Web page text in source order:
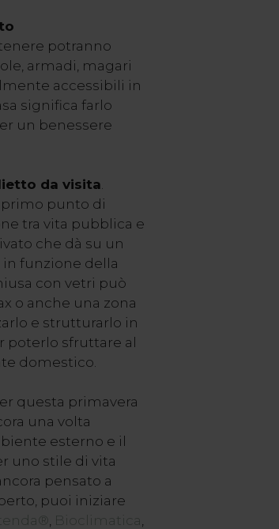
potranno
armadi, magari
accessibili in
significa farlo
un benessere
da visita
primo punto di
tra vita pubblica e
che dà su un
in funzione della
con vetri può
o anche una zona
e strutturarlo in
poterlo sfruttare al
domestico.
questa primavera
una volta
esterno e il
uno stile di vita
pensato a
puoi iniziare
Bioclimatica